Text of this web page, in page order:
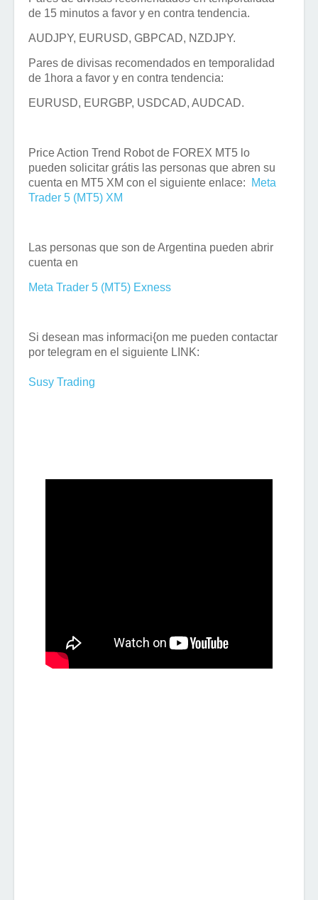
de 15 minutos a favor y en contra tendencia.
AUDJPY, EURUSD, GBPCAD, NZDJPY.
Pares de divisas recomendados en temporalidad
de 1hora a favor y en contra tendencia:
EURUSD, EURGBP, USDCAD, AUDCAD.
Price Action Trend Robot de FOREX MT5 lo
pueden solicitar grátis las personas que abren su
cuenta en MT5 XM con el siguiente enlace:
Meta
Trader 5 (MT5) XM
Las personas que son de Argentina pueden abrir
cuenta en
Meta Trader 5 (MT5) Exness
Si desean mas informaci{on me pueden contactar
por telegram en el siguiente LINK:
Susy Trading